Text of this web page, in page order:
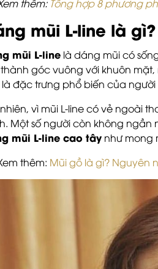
thêm: Tổng hợp 8 phương
mũi L-line là gì?
mũi L-line là dáng mũi có
góc vuông với khuôn
là đặc trưng phổ biến của
nhiên, vì mũi L-line có vẻ ngoài
Một số người còn không
mũi L-line cao tây như mong
thêm: Mũi gồ là gì? Nguyên